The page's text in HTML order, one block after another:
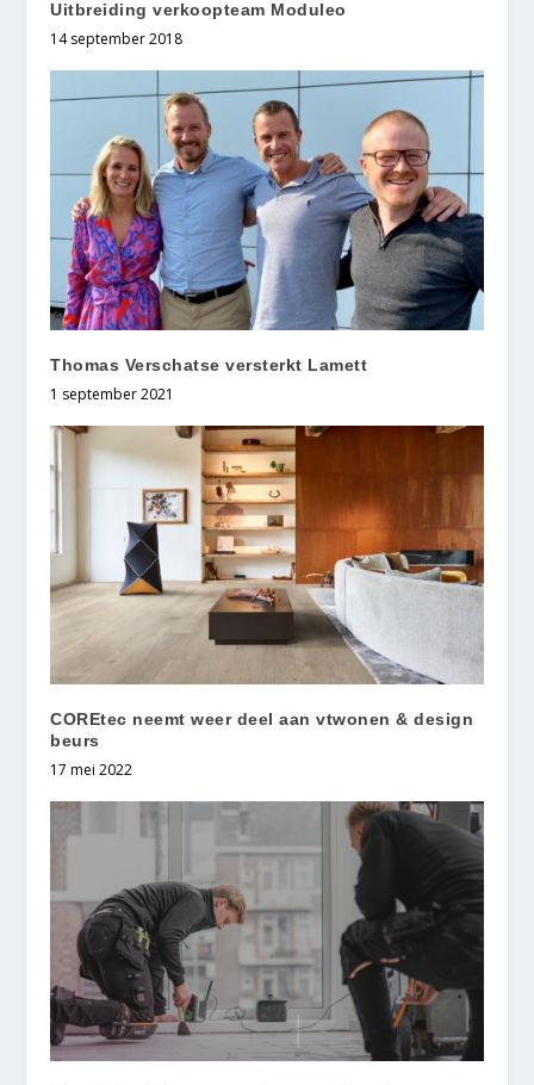
Uitbreiding verkoopteam Moduleo
14 september 2018
Thomas Verschatse versterkt Lamett
1 september 2021
COREtec neemt weer deel aan vtwonen & design
beurs
17 mei 2022